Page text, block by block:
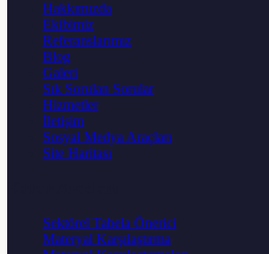
Hakkımızda
Ekibimiz
Referanslarımız
Blog
Galeri
Sık Sorulan Sorular
Hizmetler
İletişim
Sosyal Medya Araçları
Site Haritası
Sektörel Tabela Önerici
Materyal Karşılaştırma